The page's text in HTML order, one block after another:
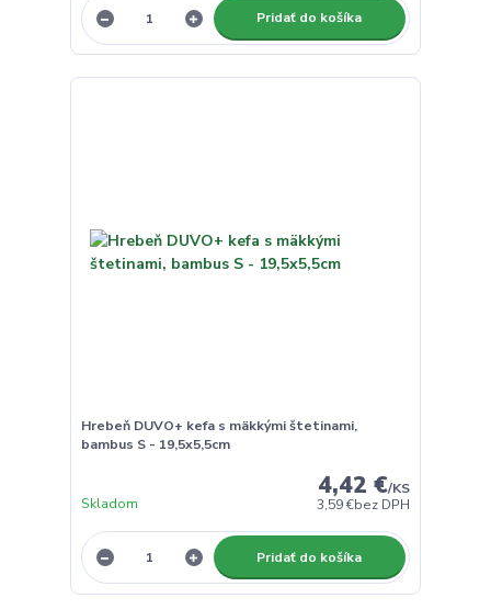
Pridať do košíka
Hrebeň DUVO+ kefa s mäkkými štetinami,
bambus S - 19,5x5,5cm
4,42 €/KS
3,59 €bez DPH
Skladom
Pridať do košíka